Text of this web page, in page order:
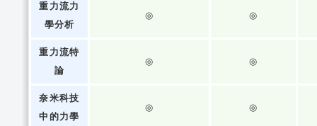
重力流力
學分析
◎ ◎
重力流特
論
◎ ◎
奈米科技
中的力學
◎ ◎